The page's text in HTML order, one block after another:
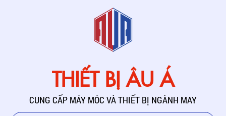
THIẾT BỊ ÂU Á
CUNG CẤP MÁY MÓC VÀ THIẾT BỊ NGÀNH MAY